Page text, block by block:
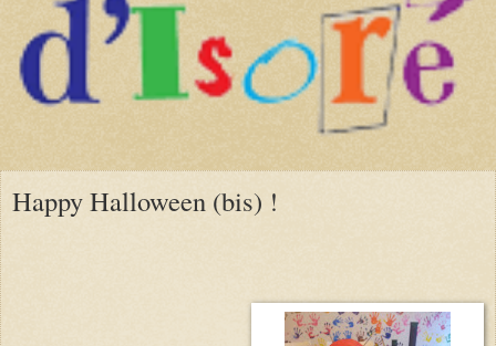
Happy Halloween (bis) !